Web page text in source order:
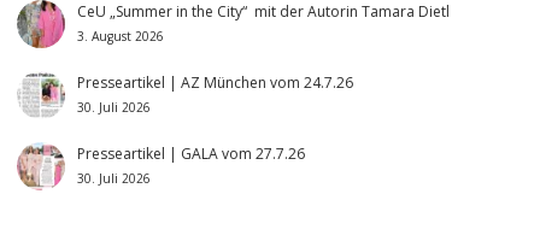
CeU „Summer in the City“ mit der Autorin Tamara Dietl
3. August 2026
Presseartikel | AZ München vom 24.7.26
30. Juli 2026
Presseartikel | GALA vom 27.7.26
30. Juli 2026